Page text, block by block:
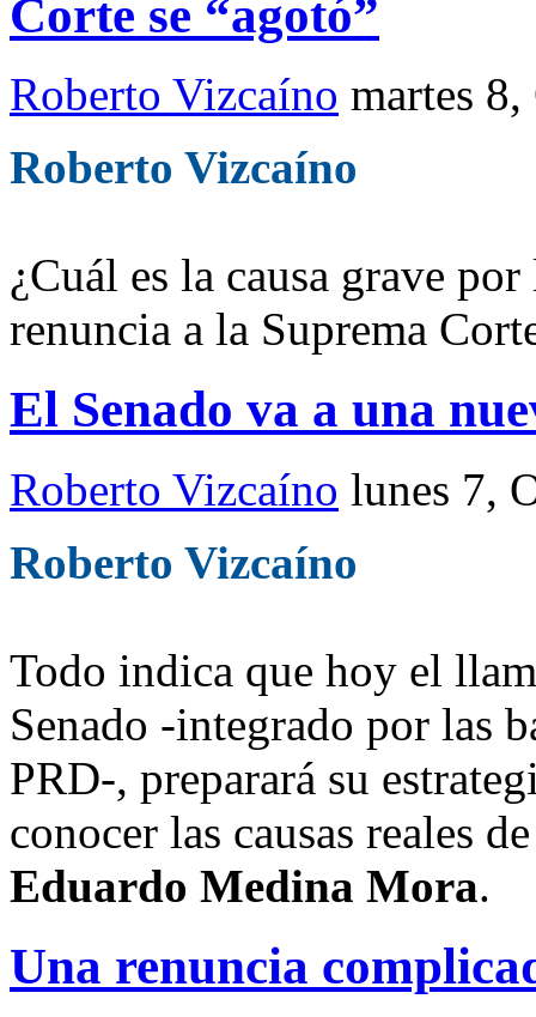
Corte se “agotó”
Roberto Vizcaíno martes
Roberto Vizcaíno
¿Cuál es la causa grave
renuncia a la Suprema
El Senado va a una
Roberto Vizcaíno lunes 7,
Roberto Vizcaíno
Todo indica que hoy el
Senado -integrado por las
PRD-, preparará su
conocer las causas reales
Eduardo Medina Mora.
Una renuncia